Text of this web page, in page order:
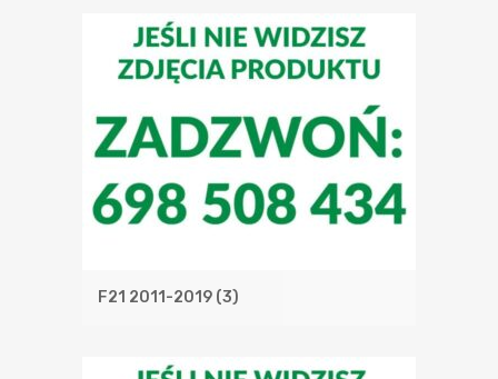
F21 2011-2019 (3)